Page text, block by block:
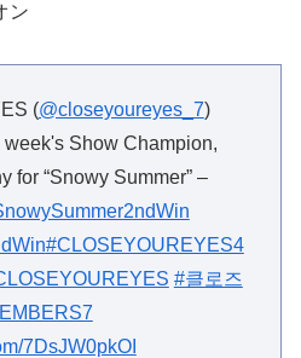
ン
(@closeyoureyes_7)
Show Champion,
for “Snowy Summer” –
#CLOSEYOUREYES4
#클로즈
7DsJW0pkOI